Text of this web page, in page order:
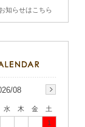
知らせはこちら
08
水 木 金
土
1